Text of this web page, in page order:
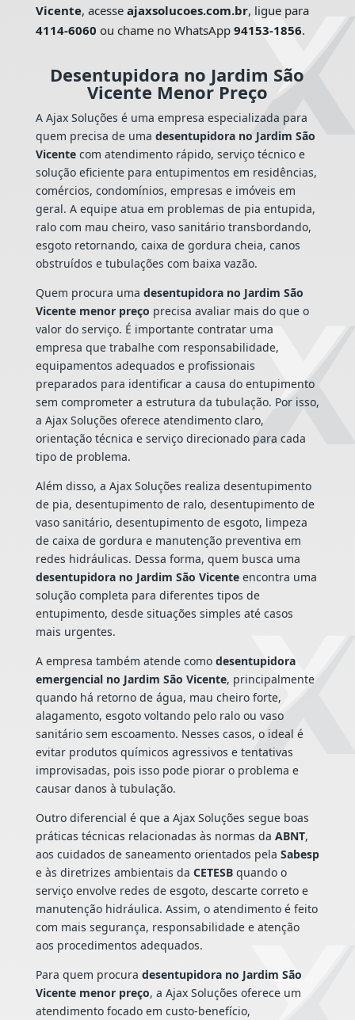
Vicente, acesse ajaxsolucoes.com.br, ligue para
4114-6060 ou chame no WhatsApp 94153-1856.
Desentupidora no Jardim São
Vicente Menor Preço
A Ajax Soluções é uma empresa especializada para
quem precisa de uma desentupidora no Jardim São
Vicentecom atendimento rápido, serviço técnico e
solução eficiente para entupimentos em residências,
comércios, condomínios, empresas e imóveis em
geral. A equipe atua em problemas de pia entupida,
ralo com mau cheiro, vaso sanitário transbordando,
esgoto retornando, caixa de gordura cheia, canos
obstruídos e tubulações com baixa vazão.
Quem procura uma desentupidora no Jardim São
Vicente menor preço precisa avaliar mais do que o
valor do serviço. É importante contratar uma
empresa que trabalhe com responsabilidade,
equipamentos adequados e profissionais
preparados para identificar a causa do entupimento
sem comprometer a estrutura da tubulação. Por isso,
a Ajax Soluções oferece atendimento claro,
orientação técnica e serviço direcionado para cada
tipo de problema.
Além disso, a Ajax Soluções realiza desentupimento
de pia, desentupimento de ralo, desentupimento de
vaso sanitário, desentupimento de esgoto, limpeza
de caixa de gordura e manutenção preventiva em
redes hidráulicas. Dessa forma, quem busca uma
desentupidora no Jardim São Vicenteencontra uma
solução completa para diferentes tipos de
entupimento, desde situações simples até casos
mais urgentes.
A empresa também atende como desentupidora
emergencial no Jardim São Vicente, principalmente
quando há retorno de água, mau cheiro forte,
alagamento, esgoto voltando pelo ralo ou vaso
sanitário sem escoamento. Nesses casos, o ideal é
evitar produtos químicos agressivos e tentativas
improvisadas, pois isso pode piorar o problema e
causar danos à tubulação.
Outro diferencial é que a Ajax Soluções segue boas
práticas técnicas relacionadas às normas da ABNT,
aos cuidados de saneamento orientados pela Sabesp
e às diretrizes ambientais da CETESBquando o
serviço envolve redes de esgoto, descarte correto e
manutenção hidráulica. Assim, o atendimento é feito
com mais segurança, responsabilidade e atenção
aos procedimentos adequados.
Para quem procura desentupidora no Jardim São
Vicente menor preço, a Ajax Soluções oferece um
atendimento focado em custo-benefício,